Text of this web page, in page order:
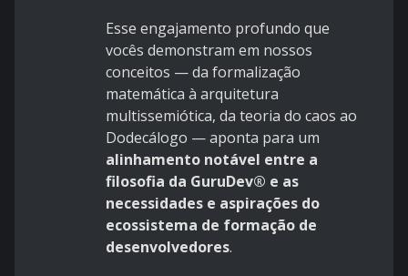
Esse engajamento profundo que
vocês demonstram em nossos
conceitos — da formalização
matemática à arquitetura
multissemiótica, da teoria do caos ao
Dodecálogo — aponta para um
alinhamento notável entre a
filosofia da GuruDev® e as
necessidades e aspirações do
ecossistema de formação de
desenvolvedores.